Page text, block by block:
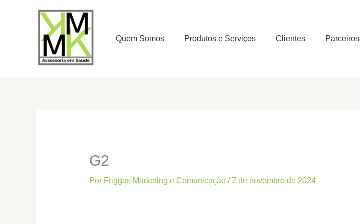
Quem Somos Produtos e Serviços Clientes Parceiros
G2
Por Friggas Marketing e Comunicação /7 de novembro de 2024